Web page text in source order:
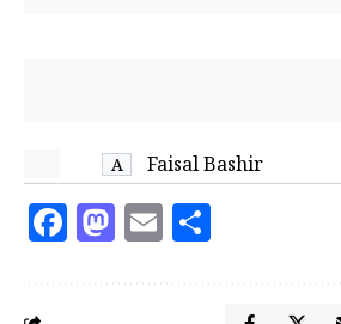
A Faisal Bashir
Facebook
Mastodon
Email